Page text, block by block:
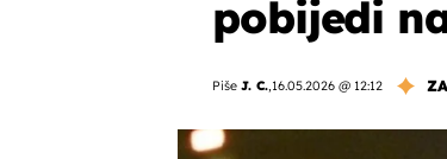
pobijedi
Piše J. C.,16.05.2026 @ 12:12